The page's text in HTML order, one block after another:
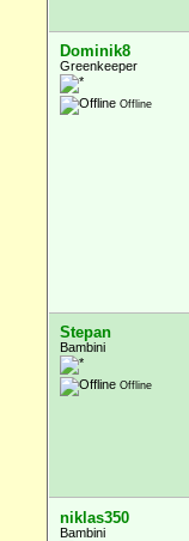
Dominik8
Greenkeeper
Offline
Stepan
Bambini
Offline
niklas350
Bambini